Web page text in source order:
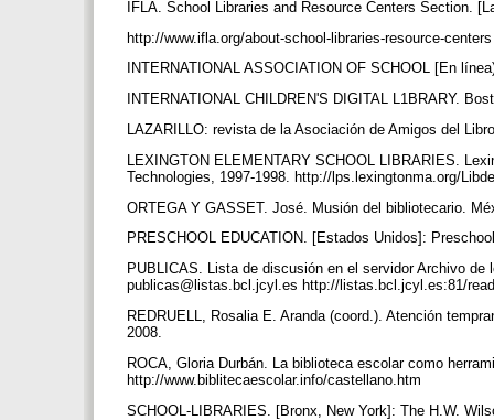
IFLA. School Libraries and Resource Centers Section.
http://www.ifla.org/about-school-libraries-resource-
INTERNATIONAL ASSOCIATION OF SCHOOL [En
INTERNATIONAL CHILDREN'S DIGITAL L1BRARY.
LAZARILLO: revista de la Asociación de Amigos del
LEXINGTON ELEMENTARY SCHOOL LIBRARIES.
Technologies, 1997-1998. http://lps.lexingtonma.org/
ORTEGA Y GASSET. José. Musión del bibliotecario.
PRESCHOOL EDUCATION. [Estados Unidos]:
PUBLICAS. Lista de discusión en el servidor Archivo
publicas@listas.bcl.jcyl.es http://listas.bcl.jcyl.es:81/
REDRUELL, Rosalia E. Aranda (coord.). Atención
2008.
ROCA, Gloria Durbán. La biblioteca escolar como
http://www.biblitecaescolar.info/castellano.htm
SCHOOL-LIBRARIES. [Bronx, New York]: The H.W.